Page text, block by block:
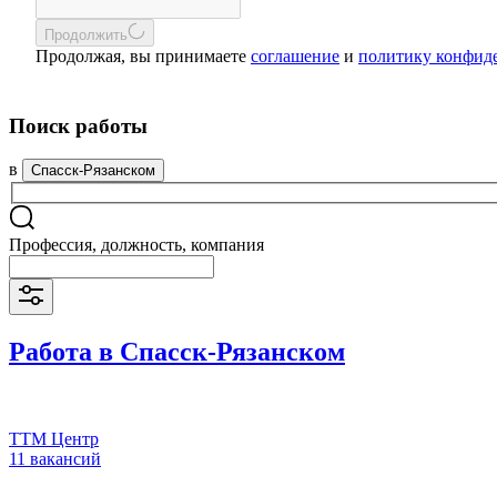
Продолжить
Продолжая, вы принимаете соглашение и политику
Поиск работы
в Спасск-Рязанском
Профессия, должность, компания
Работа в Спасск-Рязанском
ТТМ Центр
11 вакансий